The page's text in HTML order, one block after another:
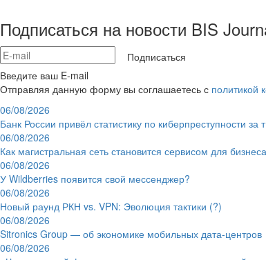
Подписаться на новости BIS
Подписаться
Введите ваш E-mail
Отправляя данную форму вы соглашаетесь с политикой
06/08/2026
Банк России привёл статистику по киберпреступности за
06/08/2026
Как магистральная сеть становится сервисом для бизнеса
06/08/2026
У Wildberries появится свой мессенджер?
06/08/2026
Новый раунд РКН vs. VPN: Эволюция тактики (?)
06/08/2026
Sitronics Group — об экономике мобильных дата-центров
06/08/2026